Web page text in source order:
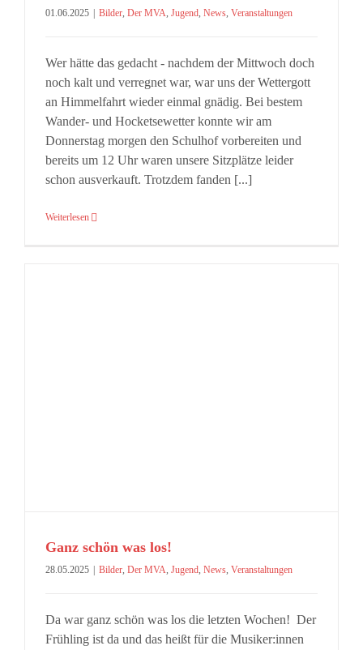
01.06.2025 | Bilder Der MVA Jugend News Veranstaltungen
Wer hätte das gedacht - nachdem der Mittwoch doch
noch kalt und verregnet war, war uns der Wettergott
an Himmelfahrt wieder einmal gnädig. Bei bestem
Wander- und Hocketsewetter konnte wir am
Donnerstag morgen den Schulhof vorbereiten und
bereits um 12 Uhr waren unsere Sitzplätze leider
schon ausverkauft. Trotzdem fanden [...]
Weiterlesen
Ganz schön was los!
28.05.2025 Bilder, Der MVA, Jugend, News, Veranstaltungen
Da war ganz schön was los die letzten Wochen! Der
Frühling ist da und das heißt für die Musiker:innen